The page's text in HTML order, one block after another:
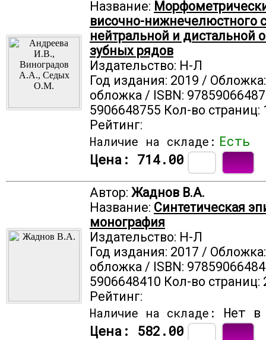
Название:
височно-нижнечелюстного
нейтральной и дистальной
зубных рядов
Издательство: Н-Л
Год издания: 2019 /
обложка / ISBN:
5906648755 Кол-во страниц:
Рейтинг:
Наличие на складе: Есть
Цена: 714.00
Автор: Жаднов В.А.
Название: Синтетическая
монография
Издательство: Н-Л
Год издания: 2017 /
обложка / ISBN:
5906648410 Кол-во страниц:
Рейтинг:
Наличие на складе:
Нет
Цена: 582.00